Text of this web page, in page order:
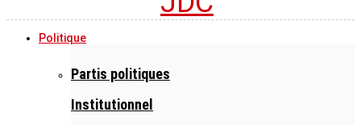
Politique
Partis politiques
Institutionnel